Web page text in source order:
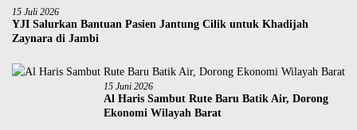
15 Juli 2026
YJI Salurkan Bantuan Pasien Jantung Cilik untuk Khadijah
Zaynara di Jambi
15 Juni 2026
Al Haris Sambut Rute Baru Batik Air, Dorong
Ekonomi Wilayah Barat